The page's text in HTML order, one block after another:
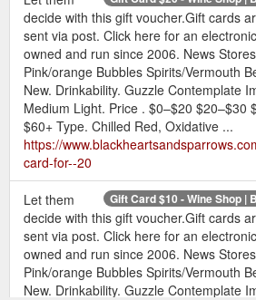
decide with this gift voucher.Gift cards
sent via post. Click here for an
owned and run since 2006. News
Pink/orange Bubbles Spirits/Vermouth
New. Drinkability. Guzzle Contemplate
Medium Light. Price . $0–$20 $20–$30
$60+ Type. Chilled Red, Oxidative ...
https://
card-for--20
Gift Card $10 - Wine Shop |
Let them
decide with this gift voucher.Gift cards
sent via post. Click here for an
owned and run since 2006. News
Pink/orange Bubbles Spirits/Vermouth
New. Drinkability. Guzzle Contemplate